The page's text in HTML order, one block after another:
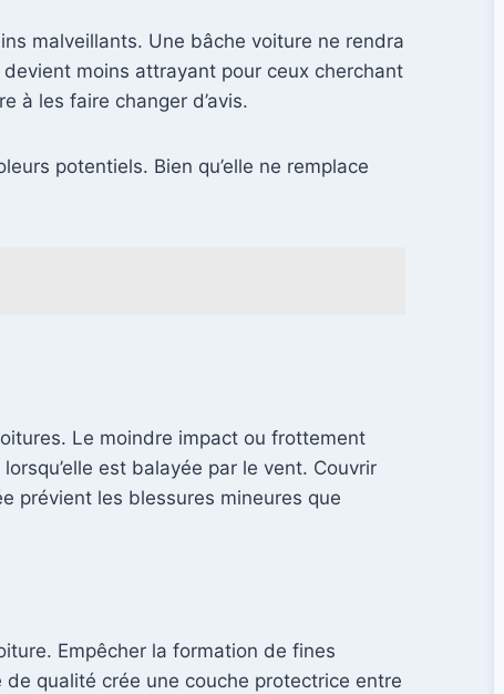
malveillants. Une bâche voiture ne rendra
moins attrayant pour ceux cherchant
à les faire changer d’avis.
potentiels. Bien qu’elle ne remplace
Le moindre impact ou frottement
est balayée par le vent. Couvrir
prévient les blessures mineures que
Empêcher la formation de fines
qualité crée une couche protectrice entre